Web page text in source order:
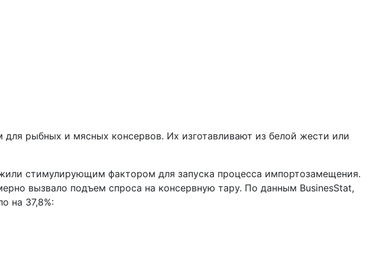
рыбных и мясных консервов. Их изготавливают из белой жести или
стимулирующим фактором для запуска процесса импортозамещения.
вызвало подъем спроса на консервную тару. По данным BusinesStat,
на 37,8%: